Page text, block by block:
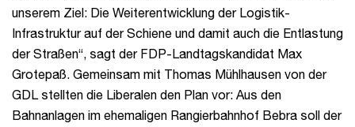
unserem Ziel: Die Weiterentwicklung der Logistik-
Infrastruktur auf der Schiene und damit auch die Entlastung
der Straßen“, sagt der FDP-Landtagskandidat Max
Grotepaß. Gemeinsam mit Thomas Mühlhausen von der
GDL stellten die Liberalen den Plan vor: Aus den
Bahnanlagen im ehemaligen Rangierbahnhof Bebra soll der